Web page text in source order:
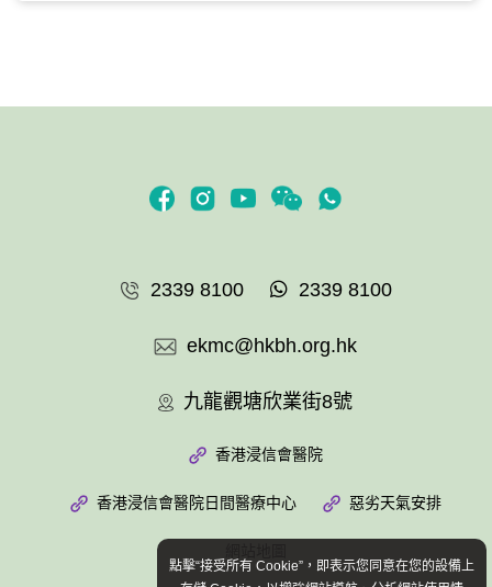
2339 8100 2339 8100
ekmc@hkbh.org.hk
九龍觀塘欣業街8號
香港浸信會醫院
香港浸信會醫院日間醫療中心 惡劣天氣安排
點擊“接受所有 Cookie”，即表示您同意在您的設備上